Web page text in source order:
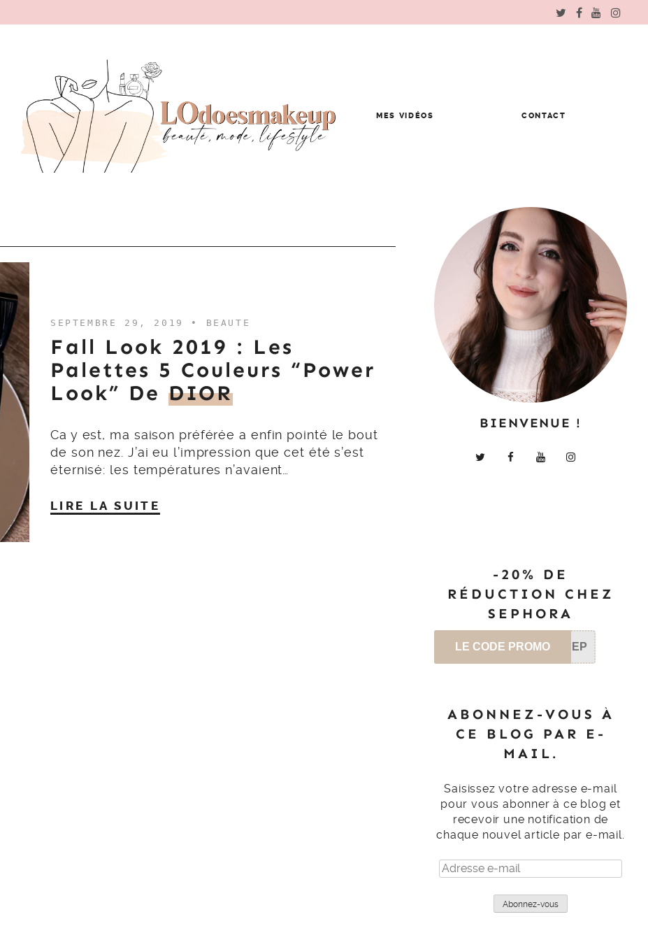
MES VIDÉOS CONTACT
SEPTEMBRE 29, 2019 • BEAUTE
Fall Look 2019 : Les
Palettes 5 Couleurs “Power
Look” De DIOR
Ca y est, ma saison préférée a enfin pointé le bout
de son nez. J’ai eu l’impression que cet été s’est
éternisé: les températures n’avaient…
LIRE LA SUITE
BIENVENUE !
-20% DE
RÉDUCTION CHEZ
SEPHORA
LE CODE PROMO SEP
ABONNEZ-VOUS À
CE BLOG PAR E-
MAIL.
Saisissez votre adresse e-mail
pour vous abonner à ce blog et
recevoir une notification de
chaque nouvel article par e-mail.
Adresse
e-
Abonnez-vous